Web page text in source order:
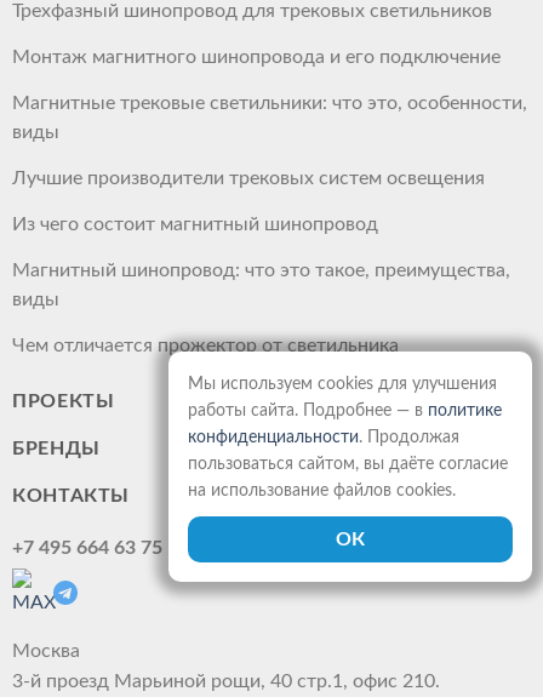
Трехфазный шинопровод для трековых светильников
Монтаж магнитного шинопровода и его подключение
Магнитные трековые светильники: что это, особенности,
виды
Лучшие производители трековых систем освещения
Из чего состоит магнитный шинопровод
Магнитный шинопровод: что это такое, преимущества,
виды
Чем отличается прожектор от светильника
ПРОЕКТЫ
БРЕНДЫ
КОНТАКТЫ
+7 495 664 63 75
Москва
3-й проезд Марьиной рощи, 40 стр.1, офис 210.
Мы используем cookies для улучшения
работы сайта. Подробнее — в политике
конфиденциальности. Продолжая
пользоваться сайтом, вы даёте согласие
на использование файлов cookies.